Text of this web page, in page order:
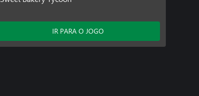
IR PARA O JOGO